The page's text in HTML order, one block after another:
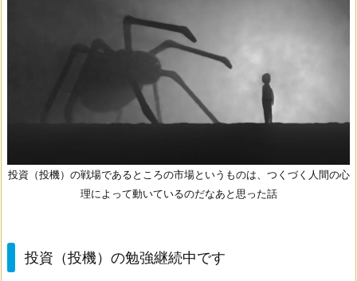
投資（投機）の戦場であるところの市場というものは、つくづく人間の心
理によって動いているのだなあと思った話
投資（投機）の勉強継続中です